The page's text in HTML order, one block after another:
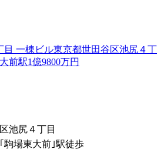
池尻４丁目
駒場東大前｣駅徒歩